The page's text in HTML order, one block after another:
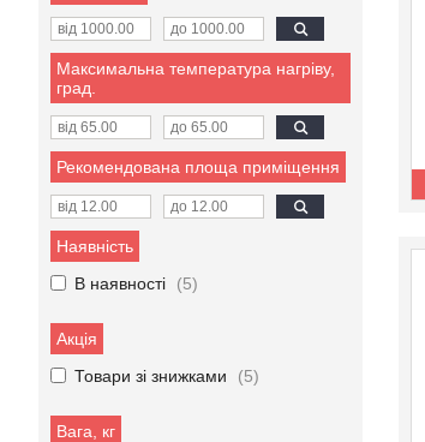
Максимальна температура нагріву,
град.
Рекомендована площа приміщення
Наявність
В наявності
5
Акція
Товари зі знижками
5
Вага, кг